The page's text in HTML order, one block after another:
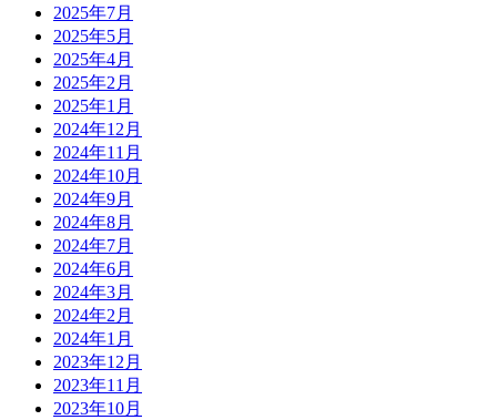
2025年7月
2025年5月
2025年4月
2025年2月
2025年1月
2024年12月
2024年11月
2024年10月
2024年9月
2024年8月
2024年7月
2024年6月
2024年3月
2024年2月
2024年1月
2023年12月
2023年11月
2023年10月